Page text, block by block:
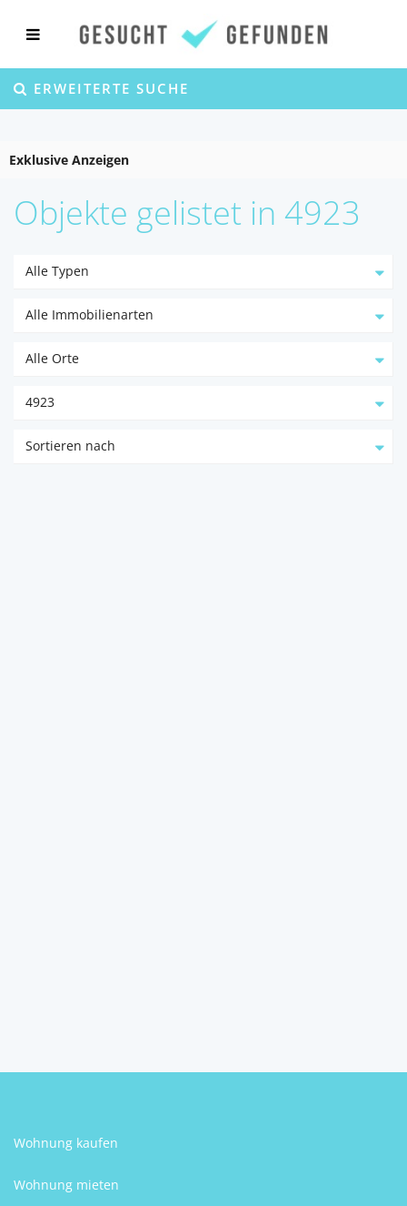
ERWEITERTE SUCHE
Exklusive Anzeigen
Objekte gelistet in 4923
Alle Typen
Alle Immobilienarten
Alle Orte
4923
Sortieren nach
Wohnung kaufen
Wohnung mieten